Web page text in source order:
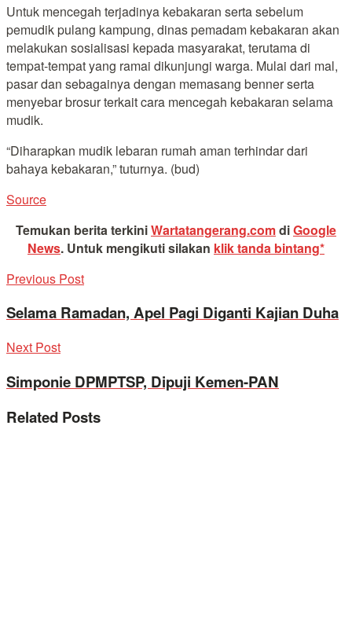
Untuk mencegah terjadinya kebakaran serta sebelum
pemudik pulang kampung, dinas pemadam kebakaran akan
melakukan sosialisasi kepada masyarakat, terutama di
tempat-tempat yang ramai dikunjungi warga. Mulai dari mal,
pasar dan sebagainya dengan memasang benner serta
menyebar brosur terkait cara mencegah kebakaran selama
mudik.
“Diharapkan mudik lebaran rumah aman terhindar dari
bahaya kebakaran,” tuturnya. (bud)
Source
Temukan berita terkiniWartatangerang.comdiGoogle
News. Untuk mengikuti silakan klik tanda bintang*
Previous Post
Selama Ramadan, Apel Pagi Diganti Kajian Duha
Next Post
Simponie DPMPTSP, Dipuji Kemen-PAN
Related Posts